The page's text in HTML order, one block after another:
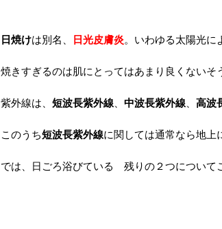
日焼けは別名、 日光皮膚炎。いわゆる太陽光に
焼きすぎるのは肌にとってはあまり良くないそ
紫外線は、 短波長紫外線 中波長紫外線 高波
このうち短波長紫外線に関しては通常なら地上
では、日ごろ浴びている 残りの２つについて